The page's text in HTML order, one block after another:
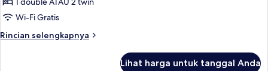
sungaiWi-Fi Gratis
Rincian selengkapnya
Rincian
Lihat harga untuk tanggal Anda